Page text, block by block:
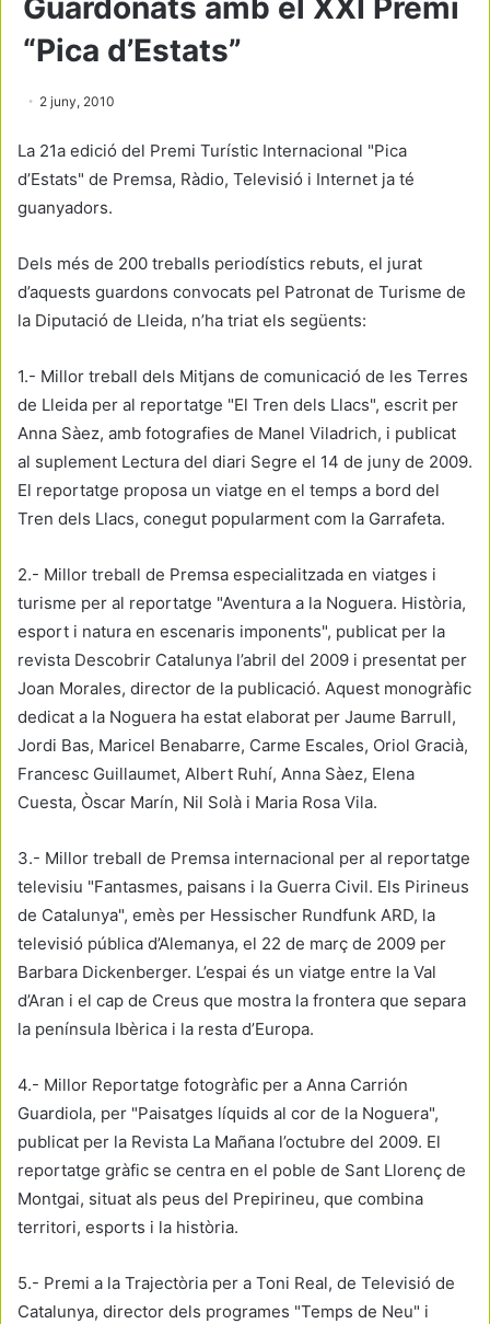
Guardonats amb el XXI Premi
“Pica d’Estats”
2 juny, 2010
La 21a edició del Premi Turístic Internacional "Pica
d’Estats" de Premsa, Ràdio, Televisió i Internet ja té
guanyadors.
Dels més de 200 treballs periodístics rebuts, el jurat
d’aquests guardons convocats pel Patronat de Turisme de
la Diputació de Lleida, n’ha triat els següents:
1.- Millor treball dels Mitjans de comunicació de les Terres
de Lleida per al reportatge "El Tren dels Llacs", escrit per
Anna Sàez, amb fotografies de Manel Viladrich, i publicat
al suplement Lectura del diari Segre el 14 de juny de 2009.
El reportatge proposa un viatge en el temps a bord del
Tren dels Llacs, conegut popularment com la Garrafeta.
2.- Millor treball de Premsa especialitzada en viatges i
turisme per al reportatge "Aventura a la Noguera. Història,
esport i natura en escenaris imponents", publicat per la
revista Descobrir Catalunya l’abril del 2009 i presentat per
Joan Morales, director de la publicació. Aquest monogràfic
dedicat a la Noguera ha estat elaborat per Jaume Barrull,
Jordi Bas, Maricel Benabarre, Carme Escales, Oriol Gracià,
Francesc Guillaumet, Albert Ruhí, Anna Sàez, Elena
Cuesta, Òscar Marín, Nil Solà i Maria Rosa Vila.
3.- Millor treball de Premsa internacional per al reportatge
televisiu "Fantasmes, paisans i la Guerra Civil. Els Pirineus
de Catalunya", emès per Hessischer Rundfunk ARD, la
televisió pública d’Alemanya, el 22 de març de 2009 per
Barbara Dickenberger. L’espai és un viatge entre la Val
d’Aran i el cap de Creus que mostra la frontera que separa
la península Ibèrica i la resta d’Europa.
4.- Millor Reportatge fotogràfic per a Anna Carrión
Guardiola, per "Paisatges líquids al cor de la Noguera",
publicat per la Revista La Mañana l’octubre del 2009. El
reportatge gràfic se centra en el poble de Sant Llorenç de
Montgai, situat als peus del Prepirineu, que combina
territori, esports i la història.
5.- Premi a la Trajectòria per a Toni Real, de Televisió de
Catalunya, director dels programes "Temps de Neu" i